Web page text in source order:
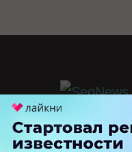
ПЕРЕЙТИ
© SEOnews.ru